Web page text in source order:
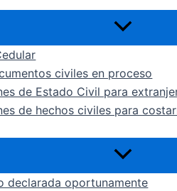
Alternar
civiles en proceso
de Estado Civil para
de hechos civiles para
Alternar
declarada oportunamente